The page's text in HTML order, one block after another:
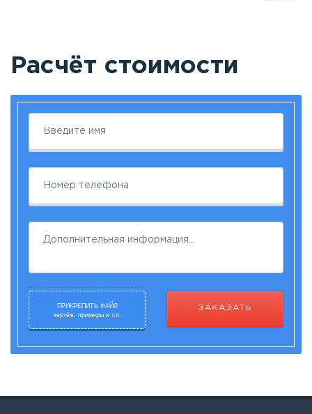
Расчёт стоимости
ПРИКРЕПИТЬ ФАЙЛ
чертёж, примеры и т.п.
ЗАКАЗАТЬ